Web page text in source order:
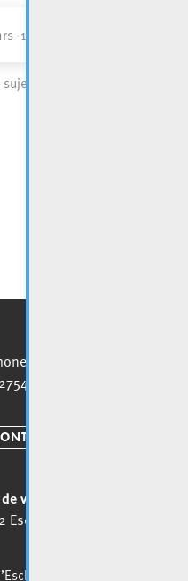
-12hrs
le
le service au citoyen:
1
LA COMMUNE
ville
Esch-sur-Alzette
sur-Alzette 2026